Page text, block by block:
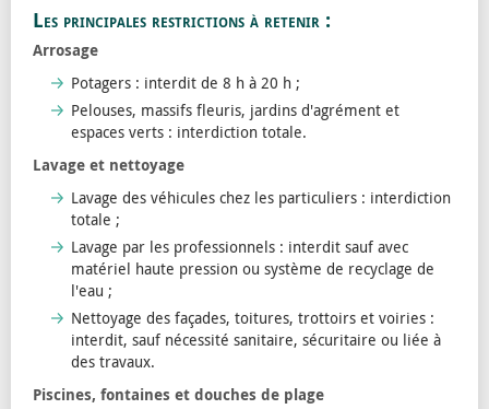
Les principales restrictions à retenir :
Arrosage
Potagers : interdit de 8 h à 20 h ;
Pelouses, massifs fleuris, jardins d'agrément et
espaces verts : interdiction totale.
Lavage et nettoyage
Lavage des véhicules chez les particuliers : interdiction
totale ;
Lavage par les professionnels : interdit sauf avec
matériel haute pression ou système de recyclage de
l'eau ;
Nettoyage des façades, toitures, trottoirs et voiries :
interdit, sauf nécessité sanitaire, sécuritaire ou liée à
des travaux.
Piscines, fontaines et douches de plage